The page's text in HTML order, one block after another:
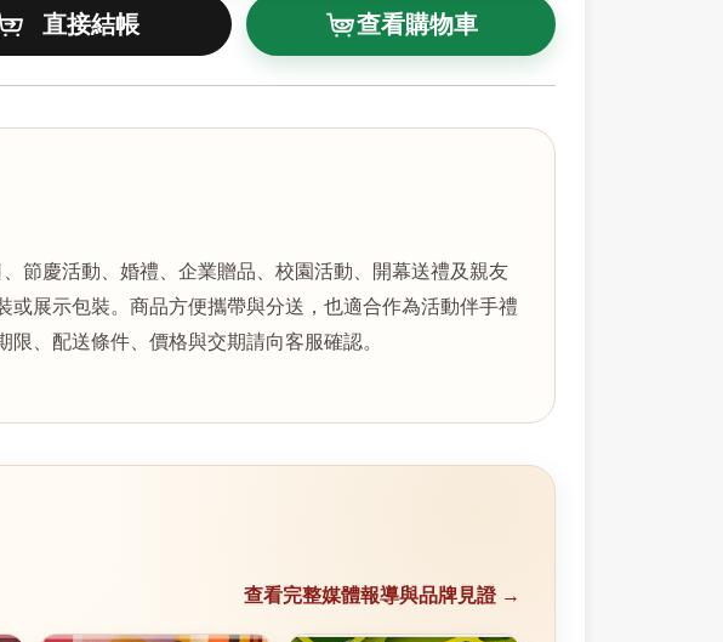
查看購物車
節慶活動、婚禮、企業贈品、校園活動、開幕送禮及親友
展示包裝。商品方便攜帶與分送，也適合作為活動伴手禮
、配送條件、價格與交期請向客服確認。
查看完整媒體報導與品牌見證 →